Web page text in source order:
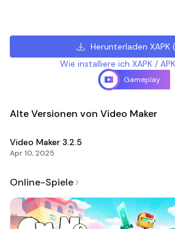
Herunterladen XAPK(
Wie installiere ich XAPK /
Gameplay
Alte Versionen von Video Maker
Video Maker 3.2.5
Apr 10, 2025
Online-Spiele